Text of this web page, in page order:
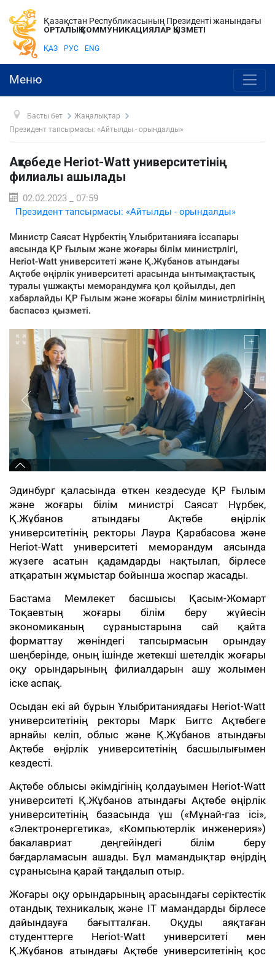
Қазақстан Республикасының Президенті жанындағы
ОРТАЛЫҚ КОММУНИКАЦИЯЛАР ҚЫЗМЕТІ
ҚАЗ РУС ENG
Меню
Басты бет
Жаңалықтар
Президент тапсырмасы: «Айтылды - орындалды»
Ақтөбеде Heriot-Watt университетінің
филиалы ашылады
02.02.2023 _ 07:59
Президент тапсырмасы: «Айтылды - орындалды»
Министр Саясат Нұрбектің Ұлыбританияға іссапары
аясында ҚР Ғылым және жоғары білім министрлігі,
Heriot-Watt университеті және Қ.Жұбанов атындағы
Ақтөбе өңірлік университеті арасында ынтымақтастық
туралы үшжақты меморандумға қол қойылды, деп
хабарлайды ҚР Ғылым және жоғары білім министрлігінің
баспасөз қызметі.
Эдинбург қаласында өткен кездесуде ҚР Ғылым
және жоғары білім министрі Саясат Нұрбек,
Қ.Жұбанов атындағы Ақтөбе өңірлік
университетінің ректоры Лаура Қарабасова және
Heriot-Watt университеті меморандум аясында
жүзеге асатын қадамдарды нақтылап, бірлесе
атқаратын жұмыстар бойынша жоспар жасады.
Бастама Мемлекет басшысы Қасым-Жомарт
Тоқаевтың жоғары білім беру жүйесін
экономиканың сұраныстарына сай қайта
форматтау жөніндегі тапсырмасын орындау
шеңберінде, оның ішінде жетекші шетелдік жоғары
оқу орындарының филиалдарын ашу жолымен
іске аспақ.
Осыдан екі ай бұрын Ұлыбританиядағы Heriot-Watt
университетінің ректоры Марк Биггс Ақтөбеге
арнайы келіп, облыс және Қ.Жұбанов атындағы
Ақтөбе өңірлік университетінің басшылығымен
кездесті.
Ақтөбе облысы әкімдігінің қолдауымен Heriot-Watt
университеті Қ.Жұбанов атындағы Ақтөбе өңірлік
университетінің базасында үш («Мұнай-газ ісі»,
«Электронергетика», «Компьютерлік инженерия»)
бакалавриат деңгейіндегі білім беру
бағдарламасын ашады. Бұл мамандықтар өңірдің
сұранысына қарай таңдалып отыр.
Жоғары оқу орындарының арасындағы серіктестік
отандық техникалық және IT мамандарды бірлесе
дайындауға бағытталған. Оқуды аяқтаған
студенттерге Heriot-Watt университеті мен
Қ.Жұбанов атындағы Ақтөбе университетінің қос